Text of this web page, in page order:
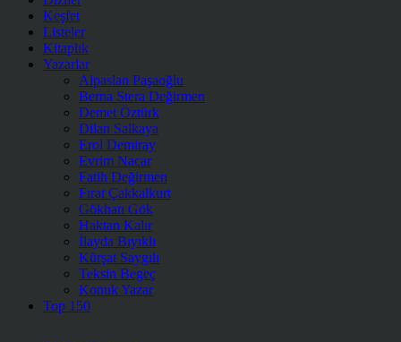
Keşfet
Listeler
Kitaplık
Yazarlar
Alpaslan Paşaoğlu
Berna Stera Değirmen
Demet Öztürk
Dilan Salkaya
Erol Demiray
Evrim Nacar
Fatih Değirmen
Fırat Çakkalkurt
Gökhan Gök
Haktan Kalır
İlayda Bıyıklı
Kürşat Saygılı
Teksin Begeç
Konuk Yazar
Top 150